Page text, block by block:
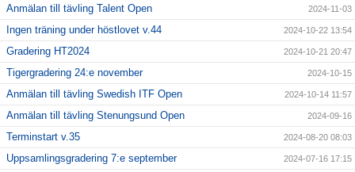
Anmälan till tävling Talent Open 2024-11-03
Ingen träning under höstlovet v.44 2024-10-22 13:54
Gradering HT2024 2024-10-21 20:47
Tigergradering 24:e november 2024-10-15
Anmälan till tävling Swedish ITF Open 2024-10-14 11:57
Anmälan till tävling Stenungsund Open 2024-09-16
Terminstart v.35 2024-08-20 08:03
Uppsamlingsgradering 7:e september 2024-07-16 17:15